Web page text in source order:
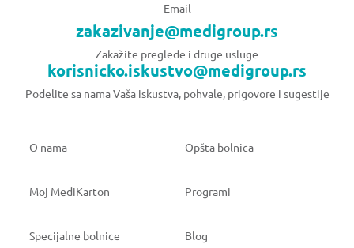
Email
zakazivanje@medigroup.rs
Zakažite preglede i druge usluge
korisnicko.iskustvo@medigroup.rs
Podelite sa nama Vaša iskustva, pohvale, prigovore i sugestije
O nama Opšta bolnica
Moj MediKarton Programi
Specijalne bolnice Blog